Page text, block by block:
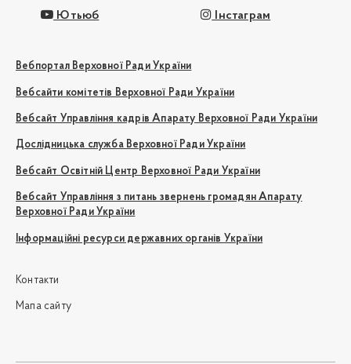
Ютьюб Інстаграм
Вебпортал Верховної Ради України
Вебсайти комітетів Верховної Ради України
Вебсайт Управління кадрів Апарату Верховної Ради України
Дослідницька служба Верховної Ради України
Вебсайт Освітній Центр Верховної Ради України
Вебсайт Управління з питань звернень громадян Апарату
Верховної Ради України
Інформаційні ресурси державних органів України
Контакти
Мапа сайту